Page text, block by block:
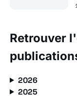
Retrouver
2026
2025